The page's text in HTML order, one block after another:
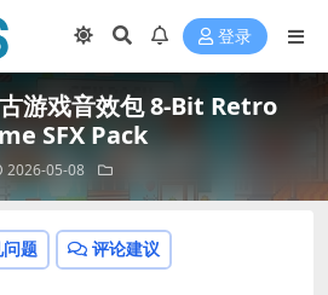
登录
游戏音效包 8-Bit Retro
SFX Pack
2026-05-08
题 评论建议